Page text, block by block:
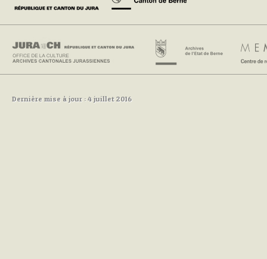
Dernière mise à jour : 4 juillet 2016